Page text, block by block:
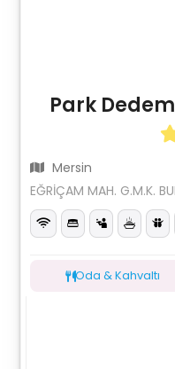
Park
Mersin
EĞRİÇAM MAH. G.M.K.
Oda & Kahvaltı